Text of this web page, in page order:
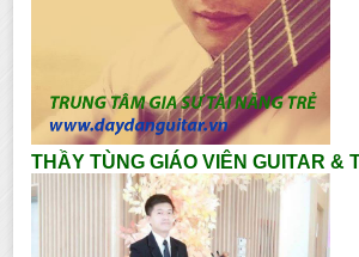
THẦY TÙNG GIÁO VIÊN GUITAR &